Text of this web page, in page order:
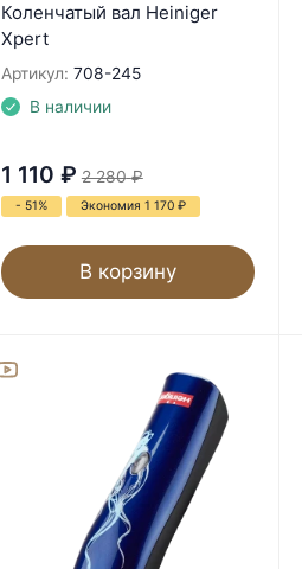
Коленчатый вал Heiniger
Xpert
Артикул: 708-245
В наличии
1 110 ₽ 2 280 ₽
- 51% Экономия 1 170 ₽
В корзину